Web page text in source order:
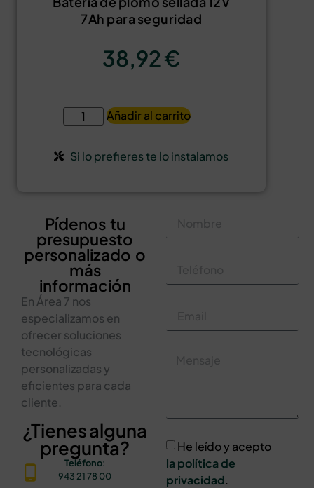
7Ah para seguridad
38,92€
Añadir al carrito
Si lo prefieres te lo instalamos
Pídenos tu
presupuesto
personalizado o
más
información
En Área 7 nos
especializamos en
ofrecer soluciones
tecnológicas
personalizadas y
eficientes para cada
cliente.
¿Tienes alguna
pregunta?
Teléfono:
943 21 78 00
He leído y acepto
la política de
privacidad.